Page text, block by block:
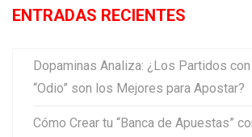
ENTRADAS RECIENTES
Dopaminas Analiza: ¿Los Partidos
“Odio” son los Mejores para Apostar?
Cómo Crear tu “Banca de Apuestas”